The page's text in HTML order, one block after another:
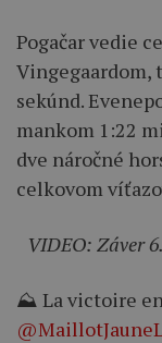
Pogačar vedie
Vingegaardom,
sekúnd.
mankom 1:22
dve náročné
celkovom
VIDEO: Záver
⛰ La victoire